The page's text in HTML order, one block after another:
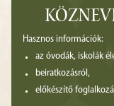
Hasznos információk:
az óvodák, iskolák
beiratkozásról,
előkészítő